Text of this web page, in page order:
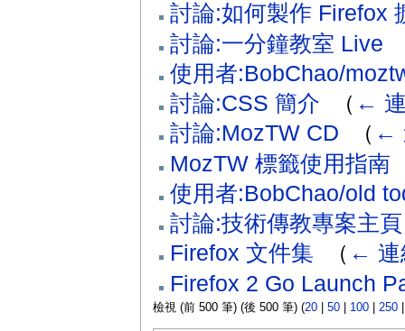
討論:如何製作 Firefox
討論:一分鐘教室 Live
使用者:BobChao/
討論:CSS 簡介
（ ←
討論:MozTW CD
（ ←
MozTW 標籤使用指南
使用者:BobChao/old
討論:技術傳教專案主頁
Firefox 文件集
（ ← 連
Firefox 2 Go Launch
檢視 (前 500 筆) (後 500 筆) (20| 50| 100| 250